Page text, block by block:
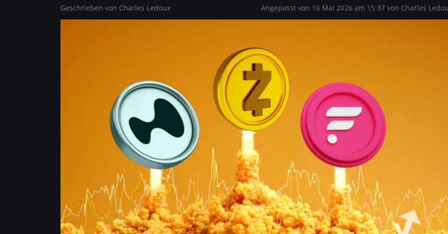
Trading
Geschrieben von Charles Ledoux Angepasst von 16 Mai 2026 am 15:37 von Charles